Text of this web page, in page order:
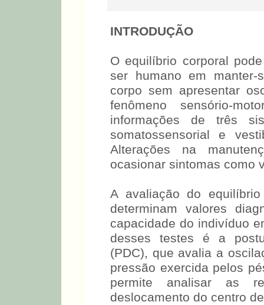
INTRODUÇÃO
O equilíbrio corporal
ser humano em
corpo sem apresentar
fenômeno sensório-
informações de três
somatossensorial e
Alterações na
ocasionar sintomas como
A avaliação do
determinam valores
capacidade do indivíduo
desses testes é a
(PDC), que avalia a
pressão exercida pelos
permite analisar as
deslocamento do centro